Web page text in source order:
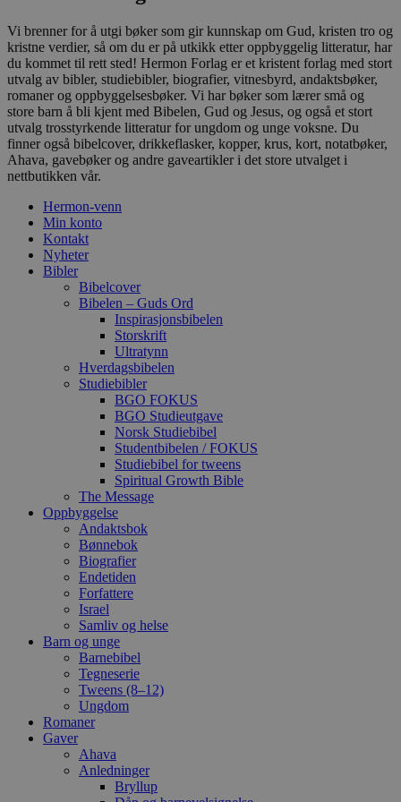
Vi brenner for å utgi bøker som gir kunnskap om Gud, kristen tro og
kristne verdier, så om du er på utkikk etter oppbyggelig litteratur, har
du kommet til rett sted! Hermon Forlag er et kristent forlag med stort
utvalg av bibler, studiebibler, biografier, vitnesbyrd, andaktsbøker,
romaner og oppbyggelsesbøker. Vi har bøker som lærer små og
store barn å bli kjent med Bibelen, Gud og Jesus, og også et stort
utvalg trosstyrkende litteratur for ungdom og unge voksne. Du
finner også bibelcover, drikkeflasker, kopper, krus, kort, notatbøker,
Ahava, gavebøker og andre gaveartikler i det store utvalget i
nettbutikken vår.
Hermon-venn
Min konto
Kontakt
Nyheter
Bibler
Bibelcover
Bibelen – Guds Ord
Inspirasjonsbibelen
Storskrift
Ultratynn
Hverdagsbibelen
Studiebibler
BGO FOKUS
BGO Studieutgave
Norsk Studiebibel
Studentbibelen / FOKUS
Studiebibel for tweens
Spiritual Growth Bible
The Message
Oppbyggelse
Andaktsbok
Bønnebok
Biografier
Endetiden
Forfattere
Israel
Samliv og helse
Barn og unge
Barnebibel
Tegneserie
Tweens (8–12)
Ungdom
Romaner
Gaver
Ahava
Anledninger
Bryllup